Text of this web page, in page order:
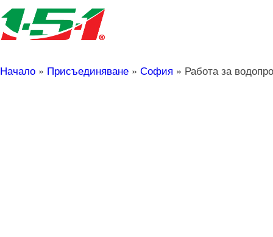
Начало » Присъединяване » София » Работа за